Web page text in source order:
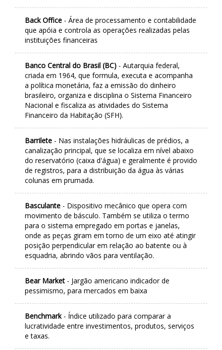
Back Office - Área de processamento e contabilidade
que apóia e controla as operações realizadas pelas
instituições financeiras
Banco Central do Brasil (BC) - Autarquia federal,
criada em 1964, que formula, executa e acompanha
a política monetária, faz a emissão do dinheiro
brasileiro, organiza e disciplina o Sistema Financeiro
Nacional e fiscaliza as atividades do Sistema
Financeiro da Habitação (SFH).
Barrilete - Nas instalações hidráulicas de prédios, a
canalização principal, que se localiza em nível abaixo
do reservatório (caixa d'água) e geralmente é provido
de registros, para a distribuição da água às várias
colunas em prumada.
Basculante - Dispositivo mecânico que opera com
movimento de básculo. Também se utiliza o termo
para o sistema empregado em portas e janelas,
onde as peças giram em torno de um eixo até atingir
posição perpendicular em relação ao batente ou à
esquadria, abrindo vãos para ventilação.
Bear Market - Jargão americano indicador de
pessimismo, para mercados em baixa
Benchmark - Índice utilizado para comparar a
lucratividade entre investimentos, produtos, serviços
e taxas.